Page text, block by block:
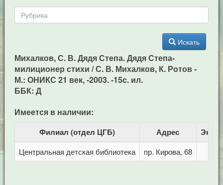
Искать
Михалков, С. В. Дядя Степа. Дядя Степа-
милиционер стихи / С. В. Михалков, К. Ротов -
М.: ОНИКС 21 век, -2003. -15c. ил.
ББК: Д
Имеется в наличии:
Филиал (отдел ЦГБ) Адрес
Центральная детская библиотека пр. Кирова, 68